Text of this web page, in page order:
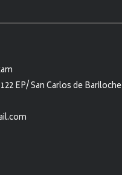
EP/ San Carlos de Bariloche